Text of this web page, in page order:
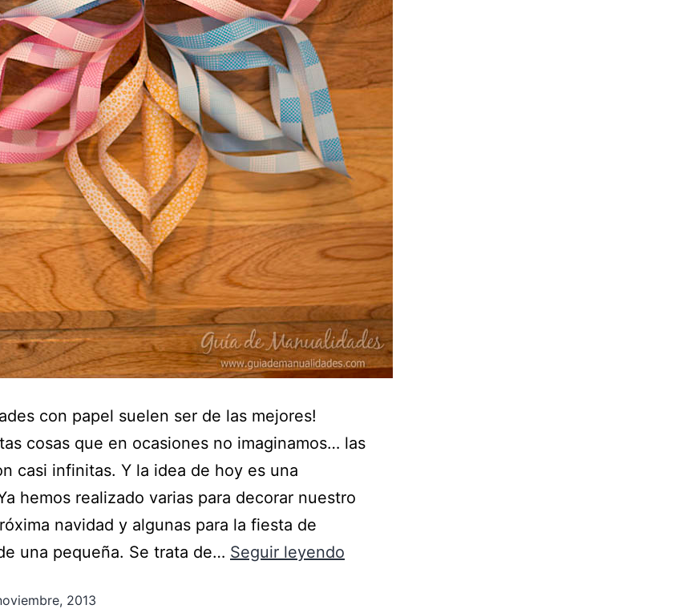
con papel suelen ser de las mejores!
cosas que en ocasiones no imaginamos… las
casi infinitas. Y la idea de hoy es una
hemos realizado varias para decorar nuestro
navidad y algunas para la fiesta de
una pequeña. Se trata de… Seguir leyendo
2013